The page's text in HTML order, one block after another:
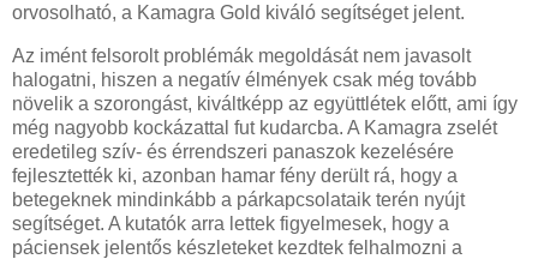
orvosolható, a Kamagra Gold kiváló segítséget jelent.
Az imént felsorolt problémák megoldását nem javasolt
halogatni, hiszen a negatív élmények csak még tovább
növelik a szorongást, kiváltképp az együttlétek előtt, ami így
még nagyobb kockázattal fut kudarcba. A Kamagra zselét
eredetileg szív- és érrendszeri panaszok kezelésére
fejlesztették ki, azonban hamar fény derült rá, hogy a
betegeknek mindinkább a párkapcsolataik terén nyújt
segítséget. A kutatók arra lettek figyelmesek, hogy a
páciensek jelentős készleteket kezdtek felhalmozni a